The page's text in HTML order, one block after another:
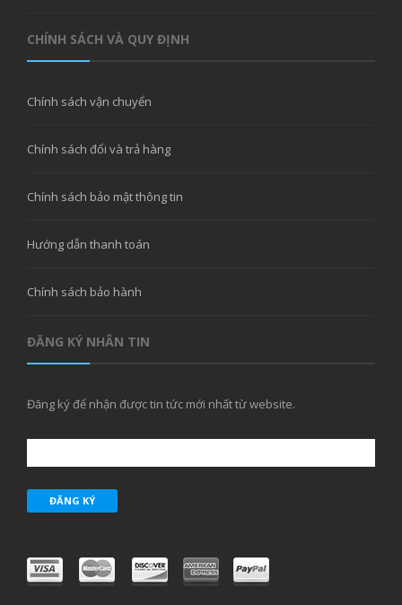
CHÍNH SÁCH VÀ QUY ĐỊNH
Chính sách vận chuyển
Chính sách đổi và trả hàng
Chính sách bảo mật thông tin
Hướng dẫn thanh toán
Chính sách bảo hành
ĐĂNG KÝ NHÂN TIN
Đăng ký để nhận được tin tức mới nhất từ website.
ĐĂNG KÝ